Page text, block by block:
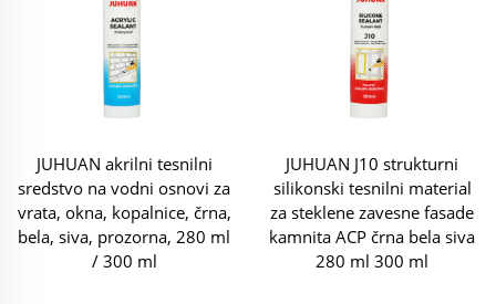
JUHUAN akrilni tesnilni
sredstvo na vodni osnovi za
vrata, okna, kopalnice, črna,
bela, siva, prozorna, 280 ml
/ 300 ml
JUHUAN J10 strukturni
silikonski tesnilni material
za steklene zavesne fasade
kamnita ACP črna bela siva
280 ml 300 ml